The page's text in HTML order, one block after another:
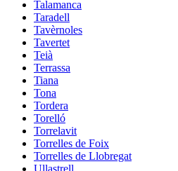
Talamanca
Taradell
Tavèrnoles
Tavertet
Teià
Terrassa
Tiana
Tona
Tordera
Torelló
Torrelavit
Torrelles de Foix
Torrelles de Llobregat
Ullastrell